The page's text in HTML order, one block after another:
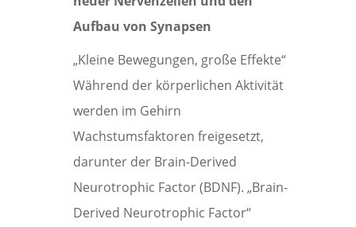
Aufbau von Synapsen
„Kleine Bewegungen, große Effekte“
Während der körperlichen Aktivität
werden im Gehirn
Wachstumsfaktoren freigesetzt,
darunter der Brain-Derived
Neurotrophic Factor (BDNF). „Brain-
Derived Neurotrophic Factor“